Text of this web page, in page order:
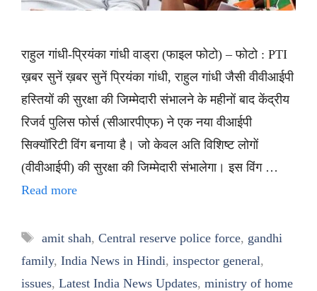
राहुल गांधी-प्रियंका गांधी वाड्रा (फाइल फोटो) – फोटो : PTI
ख़बर सुनें ख़बर सुनें प्रियंका गांधी, राहुल गांधी जैसी वीवीआईपी
हस्तियों की सुरक्षा की जिम्मेदारी संभालने के महीनों बाद केंद्रीय
रिजर्व पुलिस फोर्स (सीआरपीएफ) ने एक नया वीआईपी
सिक्यॉरिटी विंग बनाया है। जो केवल अति विशिष्ट लोगों
(वीवीआईपी) की सुरक्षा की जिम्मेदारी संभालेगा। इस विंग …
Read more
Tags
amit shah, Central reserve police force, gandhi
family, India News in Hindi, inspector general,
issues, Latest India News Updates, ministry of home